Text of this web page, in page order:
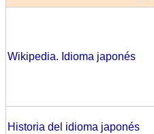
Wikipedia. Idioma japonés
Historia del idioma japonés